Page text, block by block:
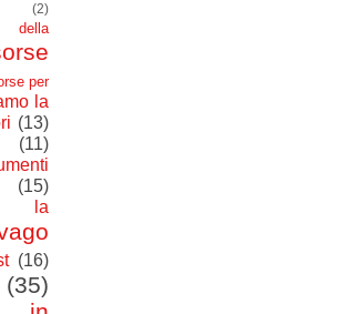
(2)
della
per
la
(13)
(11)
(15)
la
(16)
(35)